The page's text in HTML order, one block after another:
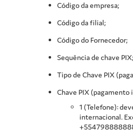
Código da empresa;
Código da filial;
Código do Fornecedor;
Sequência de chave PIX;
Tipo de Chave PIX
Chave PIX (pagamento
1 (Telefone):
internacional.